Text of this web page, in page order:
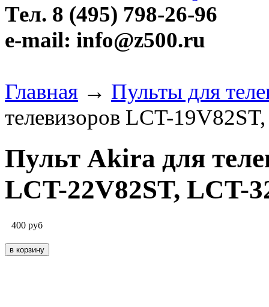
Тел. 8 (495) 798-26-96
e-mail: info@z500.ru
Главная → Пульты для
телевизоров LCT-
Пульт Akira для
LCT-22V82ST, LCT-
400 руб